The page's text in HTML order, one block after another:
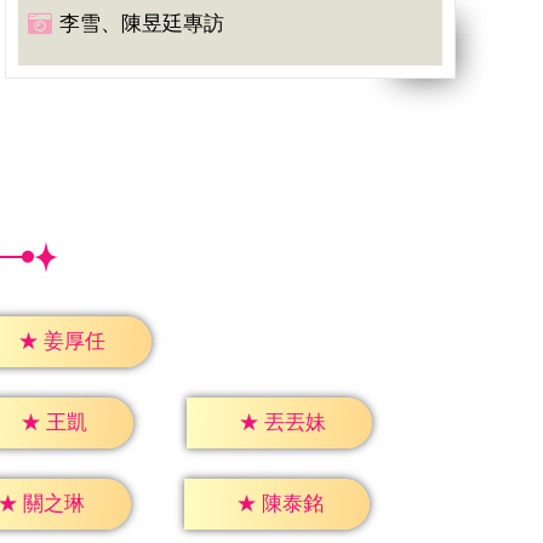
李雪、陳昱廷專訪
★ 姜厚任
★ 王凱 ★ 丟丟妹
關之琳 ★ 陳泰銘